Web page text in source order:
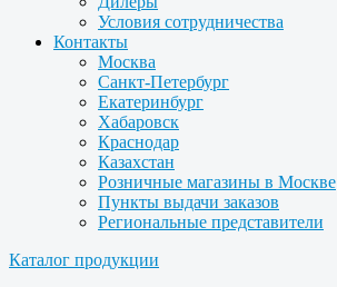
Условия сотрудничества
Контакты
Москва
Санкт-Петербург
Екатеринбург
Хабаровск
Краснодар
Казахстан
Розничные магазины в Москве
Пункты выдачи заказов
Региональные представители
Каталог продукции